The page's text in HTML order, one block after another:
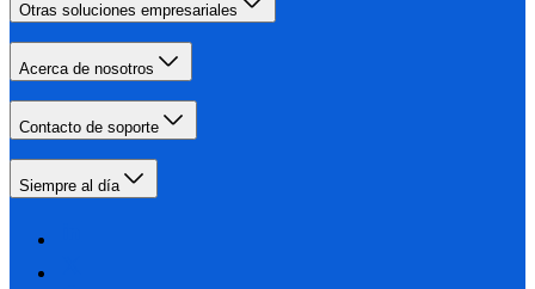
Otras soluciones empresariales
Acerca de nosotros
Contacto de soporte
Siempre al día